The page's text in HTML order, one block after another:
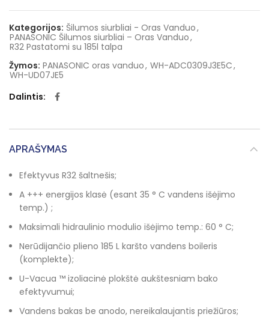
Kategorijos: Šilumos siurbliai - Oras Vanduo,
PANASONIC Šilumos siurbliai – Oras Vanduo,
R32 Pastatomi su 185l talpa
Žymos: PANASONIC oras vanduo, WH-ADC0309J3E5C,
WH-UD07JE5
Dalintis
APRAŠYMAS
Efektyvus R32 šaltnešis;
A +++ energijos klasė (esant 35 ° C vandens išėjimo
temp.) ;
Maksimali hidraulinio modulio išėjimo temp.: 60 ° C;
Nerūdijančio plieno 185 L karšto vandens boileris
(komplekte);
U-Vacua ™ izoliacinė plokštė aukštesniam bako
efektyvumui;
Vandens bakas be anodo, nereikalaujantis priežiūros;